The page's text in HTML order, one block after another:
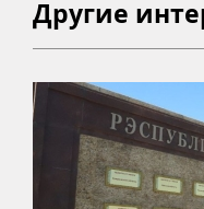
Другие